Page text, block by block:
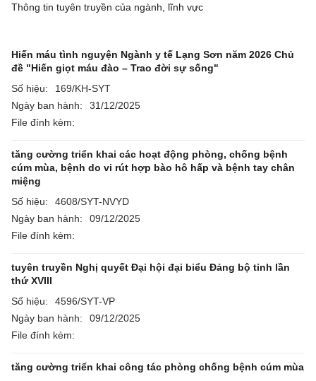
Thông tin tuyên truyền của ngành, lĩnh vực
Hiến máu tình nguyện Ngành y tế Lạng Sơn năm 2026 Chủ
đề "Hiến giọt máu đào – Trao đời sự sống"
Số hiệu:
169/KH-SYT
Ngày ban hành:
31/12/2025
File đính kèm:
tăng cường triển khai các hoạt động phòng, chống bệnh
cúm mùa, bệnh do vi rút hợp bào hô hấp và bệnh tay chân
miệng
Số hiệu:
4608/SYT-NVYD
Ngày ban hành:
09/12/2025
File đính kèm:
tuyên truyền Nghị quyết Đại hội đại biểu Đảng bộ tỉnh lần
thứ XVIII
Số hiệu:
4596/SYT-VP
Ngày ban hành:
09/12/2025
File đính kèm:
tăng cường triển khai công tác phòng chống bệnh cúm mùa